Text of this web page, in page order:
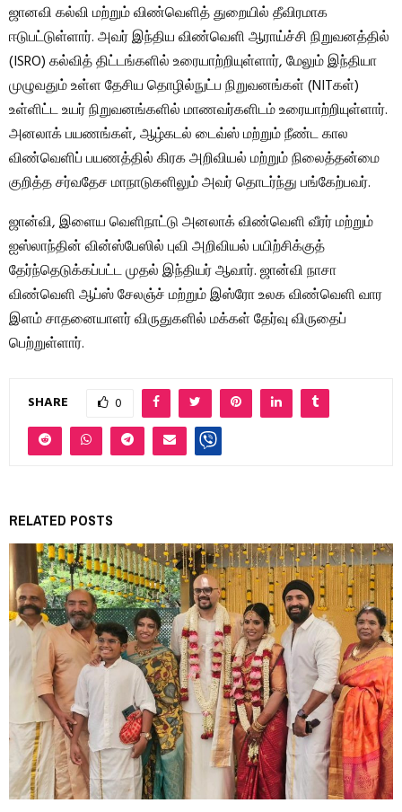
ஜானவி கல்வி மற்றும் விண்வெளித் துறையில் தீவிரமாக
ஈடுபட்டுள்ளார். அவர் இந்திய விண்வெளி ஆராய்ச்சி நிறுவனத்தில்
(ISRO) கல்வித் திட்டங்களில் உரையாற்றியுள்ளார், மேலும் இந்தியா
முழுவதும் உள்ள தேசிய தொழில்நுட்ப நிறுவனங்கள் (NITகள்)
உள்ளிட்ட உயர் நிறுவனங்களில் மாணவர்களிடம் உரையாற்றியுள்ளார்.
அனலாக் பயணங்கள், ஆழ்கடல் டைவ்ஸ் மற்றும் நீண்ட கால
விண்வெளிப் பயணத்தில் கிரக அறிவியல் மற்றும் நிலைத்தன்மை
குறித்த சர்வதேச மாநாடுகளிலும் அவர் தொடர்ந்து பங்கேற்பவர்.
ஜான்வி, இளைய வெளிநாட்டு அனலாக் விண்வெளி வீரர் மற்றும்
ஐஸ்லாந்தின் வின்ஸ்பேஸில் புவி அறிவியல் பயிற்சிக்குத்
தேர்ந்தெடுக்கப்பட்ட முதல் இந்தியர் ஆவார். ஜான்வி நாசா
விண்வெளி ஆப்ஸ் சேலஞ்ச் மற்றும் இஸ்ரோ உலக விண்வெளி வார
இளம் சாதனையாளர் விருதுகளில் மக்கள் தேர்வு விருதைப்
பெற்றுள்ளார்.
SHARE 0
RELATED POSTS